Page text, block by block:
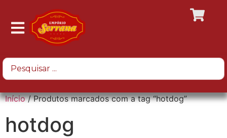
Início/ Produtos marcados com a tag “hotdog”
hotdog